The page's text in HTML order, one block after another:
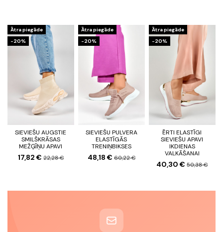
Ātra piegāde
-20%
SIEVIEŠU AUGSTIE
SMILŠKRĀSAS
MEŽĢĪŅU APAVI
17,82 € 22,28 €
Ātra piegāde
-20%
SIEVIEŠU PULVERA
ELASTĪGĀS
TRENIŅBIKSES
48,18 € 60,22 €
Ātra piegāde
-20%
ĒRTI ELASTĪGI
SIEVIEŠU APAVI
IKDIENAS
VALKĀŠANAI
40,30 €50,38 €